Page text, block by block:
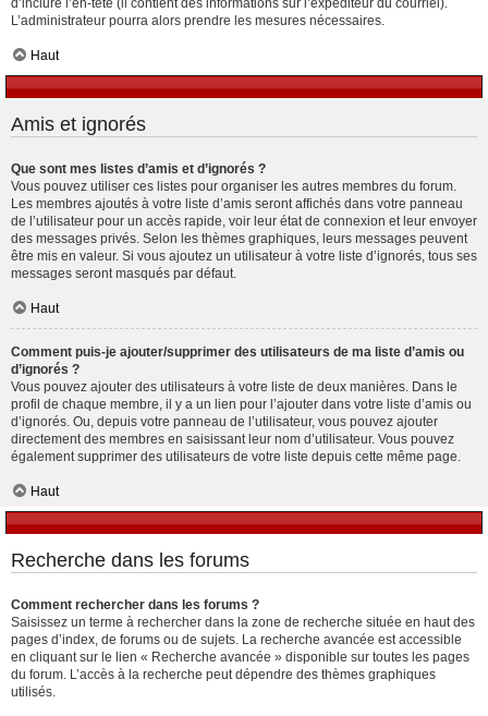
L’administrateur pourra alors prendre les mesures nécessaires.
Haut
Amis et ignorés
Que sont mes listes d’amis et d’ignorés ?
Vous pouvez utiliser ces listes pour organiser les autres membres du forum.
Les membres ajoutés à votre liste d’amis seront affichés dans votre panneau
de l’utilisateur pour un accès rapide, voir leur état de connexion et leur envoyer
des messages privés. Selon les thèmes graphiques, leurs messages peuvent
être mis en valeur. Si vous ajoutez un utilisateur à votre liste d’ignorés, tous ses
messages seront masqués par défaut.
Haut
Comment puis-je ajouter/supprimer des utilisateurs de ma liste d’amis ou
d’ignorés ?
Vous pouvez ajouter des utilisateurs à votre liste de deux manières. Dans le
profil de chaque membre, il y a un lien pour l’ajouter dans votre liste d’amis ou
d’ignorés. Ou, depuis votre panneau de l’utilisateur, vous pouvez ajouter
directement des membres en saisissant leur nom d’utilisateur. Vous pouvez
également supprimer des utilisateurs de votre liste depuis cette même page.
Haut
Recherche dans les forums
Comment rechercher dans les forums ?
Saisissez un terme à rechercher dans la zone de recherche située en haut des
pages d’index, de forums ou de sujets. La recherche avancée est accessible
en cliquant sur le lien « Recherche avancée » disponible sur toutes les pages
du forum. L’accès à la recherche peut dépendre des thèmes graphiques
utilisés.